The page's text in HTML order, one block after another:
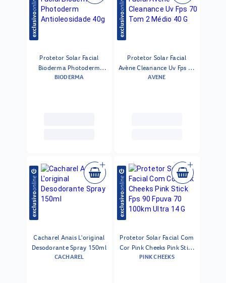
Protetor Solar Facial
Bioderma Photoderm
Antioleosidade 40g
BIODERMA
Protetor Solar Facial
Avène Cleanance Uv Fps 70
Tom 2 Médio 40 G
AVENE
Cacharel Anais L'original
Desodorante Spray 150ml
CACHAREL
Protetor Solar Facial Com
Cor Pink Cheeks Pink Stick
Fps 90 Fpuva 70 100km
PINK CHEEKS